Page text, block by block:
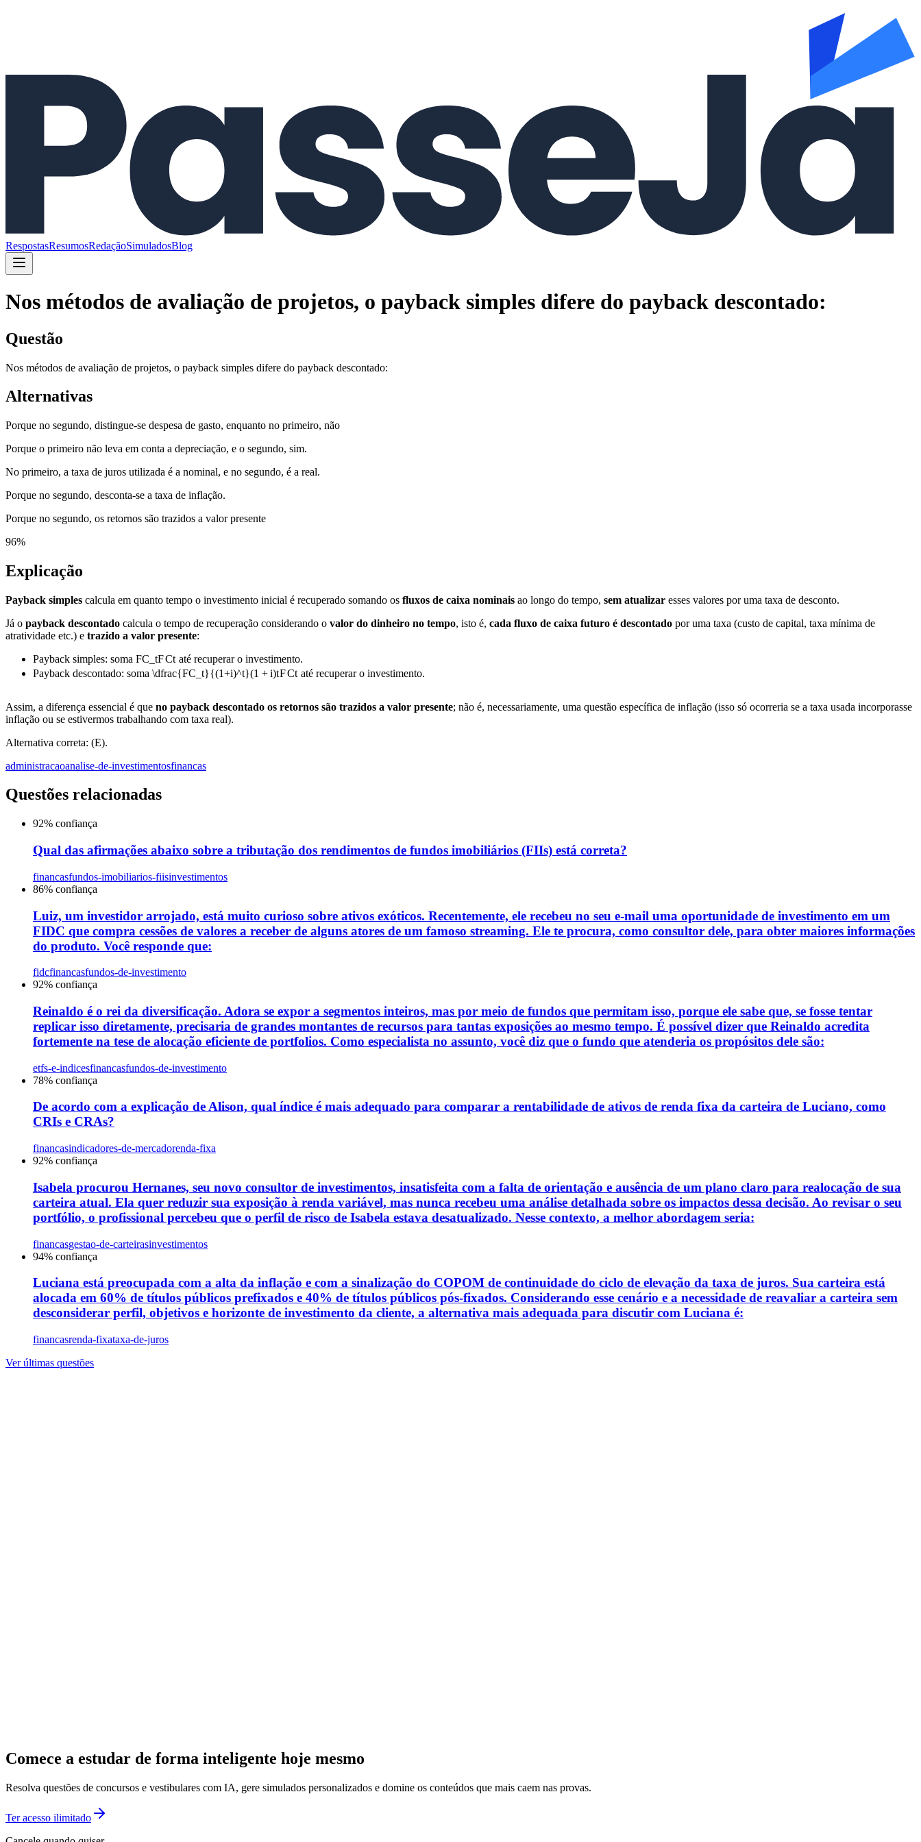
RespostasResumosRedaçãoSimuladosBlog
Nos métodos de avaliação de projetos, o payback simples difere do payback descontado:
Questão
Nos métodos de avaliação de projetos, o payback simples difere do payback descontado:
Alternativas
Porque no segundo, distingue-se despesa de gasto, enquanto no primeiro, não
Porque o primeiro não leva em conta a depreciação, e o segundo, sim.
No primeiro, a taxa de juros utilizada é a nominal, e no segundo, é a real.
Porque no segundo, desconta-se a taxa de inflação.
Porque no segundo, os retornos são trazidos a valor presente
96%
Explicação
Payback simples calcula em quanto tempo o investimento inicial é recuperado somando os fluxos de caixa nominais ao longo do tempo, sem atualizar esses valores por uma taxa de desconto.
Já o payback descontado calcula o tempo de recuperação considerando o valor do dinheiro no tempo, isto é, cada fluxo de caixa futuro é descontado por uma taxa (custo de capital, taxa mínima de
atratividade etc.) e trazido a valor presente:
Payback simples: soma FC_tFCt até recuperar o investimento.
Payback descontado: soma \dfrac{FC_t}{(1+i)^t}(1 + i)tFCt até recuperar o investimento.
Assim, a diferença essencial é que no payback descontado os retornos são trazidos a valor presente; não é, necessariamente, uma questão específica de inflação (isso só ocorreria se a taxa usada incorporasse
inflação ou se estivermos trabalhando com taxa real).
Alternativa correta: (E).
administracaoanalise-de-investimentosfinancas
Questões relacionadas
92% confiança
Qual das afirmações abaixo sobre a tributação dos rendimentos de fundos imobiliários (FIIs) está correta?
financasfundos-imobiliarios-fiisinvestimentos
86% confiança
Luiz, um investidor arrojado, está muito curioso sobre ativos exóticos. Recentemente, ele recebeu no seu e-mail uma oportunidade de investimento em um
FIDC que compra cessões de valores a receber de alguns atores de um famoso streaming. Ele te procura, como consultor dele, para obter maiores informações
do produto. Você responde que:
fidcfinancasfundos-de-investimento
92% confiança
Reinaldo é o rei da diversificação. Adora se expor a segmentos inteiros, mas por meio de fundos que permitam isso, porque ele sabe que, se fosse tentar
replicar isso diretamente, precisaria de grandes montantes de recursos para tantas exposições ao mesmo tempo. É possível dizer que Reinaldo acredita
fortemente na tese de alocação eficiente de portfolios. Como especialista no assunto, você diz que o fundo que atenderia os propósitos dele são:
etfs-e-indicesfinancasfundos-de-investimento
78% confiança
De acordo com a explicação de Alison, qual índice é mais adequado para comparar a rentabilidade de ativos de renda fixa da carteira de Luciano, como
CRIs e CRAs?
financasindicadores-de-mercadorenda-fixa
92% confiança
Isabela procurou Hernanes, seu novo consultor de investimentos, insatisfeita com a falta de orientação e ausência de um plano claro para realocação de sua
carteira atual. Ela quer reduzir sua exposição à renda variável, mas nunca recebeu uma análise detalhada sobre os impactos dessa decisão. Ao revisar o seu
portfólio, o profissional percebeu que o perfil de risco de Isabela estava desatualizado. Nesse contexto, a melhor abordagem seria:
financasgestao-de-carteirasinvestimentos
94% confiança
Luciana está preocupada com a alta da inflação e com a sinalização do COPOM de continuidade do ciclo de elevação da taxa de juros. Sua carteira está
alocada em 60% de títulos públicos prefixados e 40% de títulos públicos pós-fixados. Considerando esse cenário e a necessidade de reavaliar a carteira sem
desconsiderar perfil, objetivos e horizonte de investimento da cliente, a alternativa mais adequada para discutir com Luciana é:
financasrenda-fixataxa-de-juros
Ver últimas questões
Comece a estudar de forma inteligente hoje mesmo
Resolva questões de concursos e vestibulares com IA, gere simulados personalizados e domine os conteúdos que mais caem nas provas.
Ter acesso ilimitado